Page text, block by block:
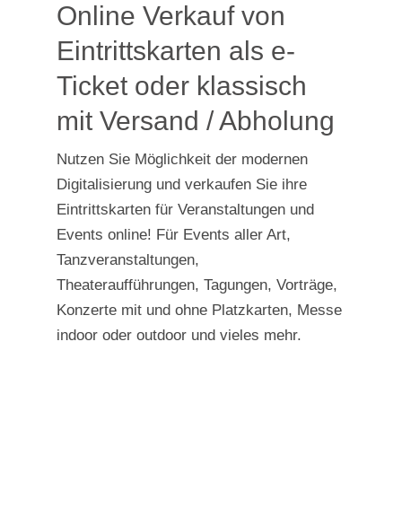
Online Verkauf von
Eintrittskarten als e-
Ticket oder klassisch
mit Versand / Abholung
Nutzen Sie Möglichkeit der modernen
Digitalisierung und verkaufen Sie ihre
Eintrittskarten für Veranstaltungen und
Events online! Für Events aller Art,
Tanzveranstaltungen,
Theateraufführungen, Tagungen, Vorträge,
Konzerte mit und ohne Platzkarten, Messe
indoor oder outdoor und vieles mehr.